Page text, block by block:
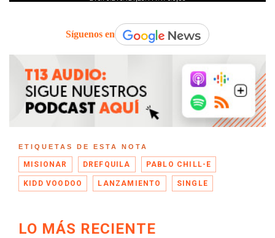
Síguenos en
ETIQUETAS DE ESTA NOTA
MISIONAR DREFQUILA PABLO CHILL-E
KIDD VOODOO LANZAMIENTO SINGLE
LO MÁS RECIENTE